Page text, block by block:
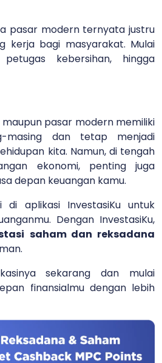
pasar modern ternyata justru
kerja bagi masyarakat. Mulai
kebersihan, hingga
pasar modern memiliki
masing dan tetap menjadi
kita. Namun, di tengah
ekonomi, penting juga
depan keuangan kamu.
di aplikasi InvestasiKu untuk
Dengan InvestasiKu,
saham dan reksadana
sekarang dan mulai
finansialmu dengan lebih